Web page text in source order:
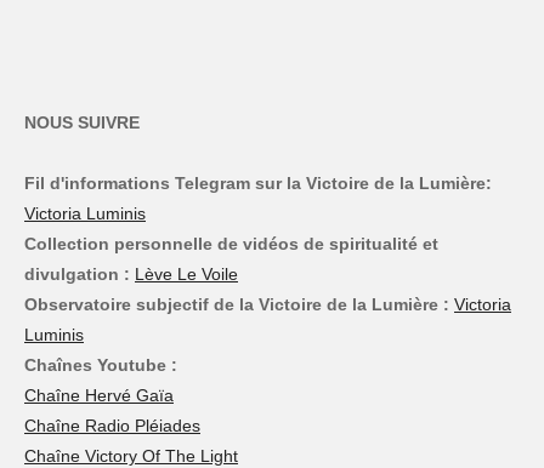
NOUS SUIVRE
Fil d'informations Telegram sur la Victoire de la Lumière:
Victoria Luminis
Collection personnelle de vidéos de spiritualité et
divulgation : Lève Le Voile
Observatoire subjectif de la Victoire de la Lumière : Victoria
Luminis
Chaînes Youtube :
Chaîne Hervé Gaïa
Chaîne Radio Pléiades
Chaîne Victory Of The Light